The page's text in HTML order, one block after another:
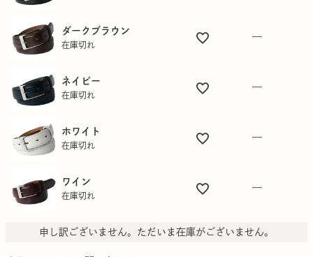
ダークブラウン
在庫切れ
—
ネイビー
在庫切れ
—
ホワイト
在庫切れ
—
ワイン
在庫切れ
—
申し訳ございません。ただいま在庫がございません。